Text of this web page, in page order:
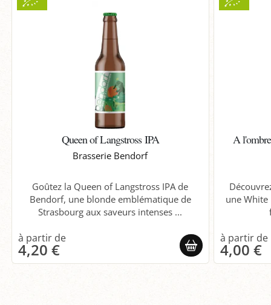
Queen of Langstross IPA
Brasserie Bendorf
Goûtez la Queen of Langstross IPA de
Bendorf, une blonde emblématique de
Strasbourg aux saveurs intenses ...
4,20 €
A
une White
4,00 €